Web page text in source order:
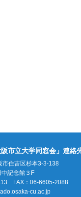
市立大学同窓会」連絡
住吉区杉本3-3-138
記念館３F
FAX：06-6605-2088
cu.ac.jp